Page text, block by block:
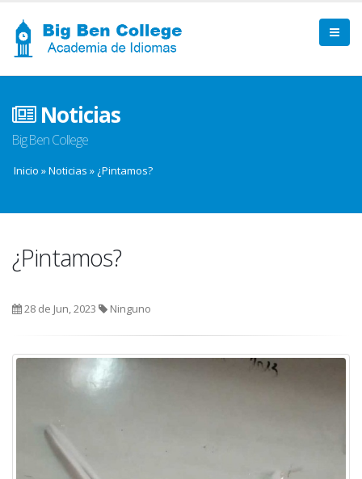
Noticias
Big Ben College
Inicio »Noticias » ¿Pintamos?
¿Pintamos?
28 de Jun, 2023 Ninguno